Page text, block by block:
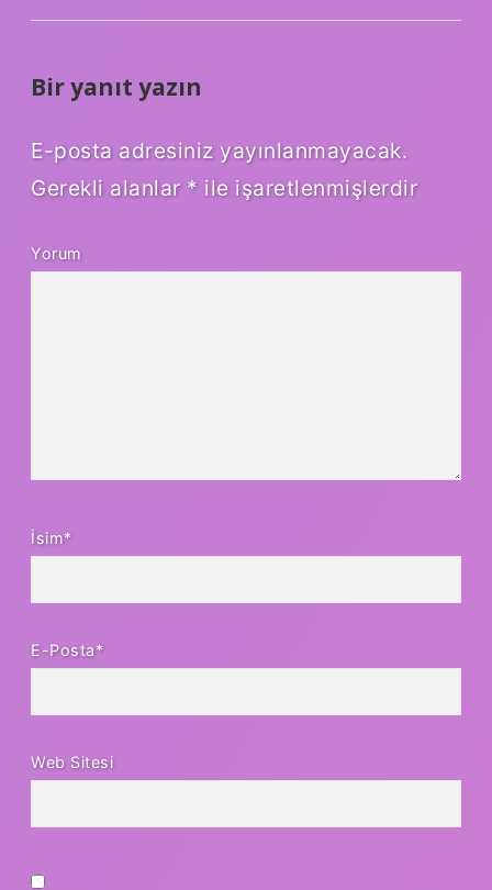
Bir yanıt yazın
E-posta adresiniz yayınlanmayacak.
Gerekli alanlar * ile işaretlenmişlerdir
Yorum
İsim*
E-Posta*
Web Sitesi